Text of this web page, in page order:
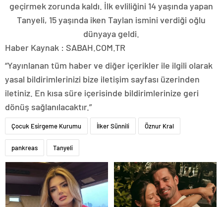
geçirmek zorunda kaldı. İlk evliliğini 14 yaşında yapan
Tanyeli, 15 yaşında iken Taylan ismini verdiği oğlu
dünyaya geldi.
Haber Kaynak : SABAH.COM.TR
“Yayınlanan tüm haber ve diğer içerikler ile ilgili olarak
yasal bildirimlerinizi bize iletişim sayfası üzerinden
iletiniz. En kısa süre içerisinde bildirimlerinize geri
dönüş sağlanılacaktır.”
Çocuk Esirgeme Kurumu İlker Sünnili Öznur Kral
pankreas Tanyeli